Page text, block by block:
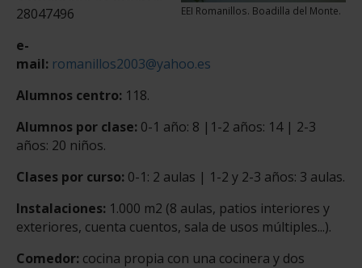
EEI Romanillos. Boadilla del Monte.
28047496
e-
mail: romanillos2003@yahoo.es
Alumnos centro: 118.
Alumnos por clase: 0-1 año: 8 |1-2 años: 14 | 2-3
años: 20 niños.
Clases por curso: 0-1: 2 aulas | 1-2 y 2-3 años: 3 aulas.
Instalaciones: 1.000 m2 (8 aulas, patios interiores y
exteriores, cuenta cuentos, sala de usos múltiples...).
Comedor: cocina propia con una cocinera y dos